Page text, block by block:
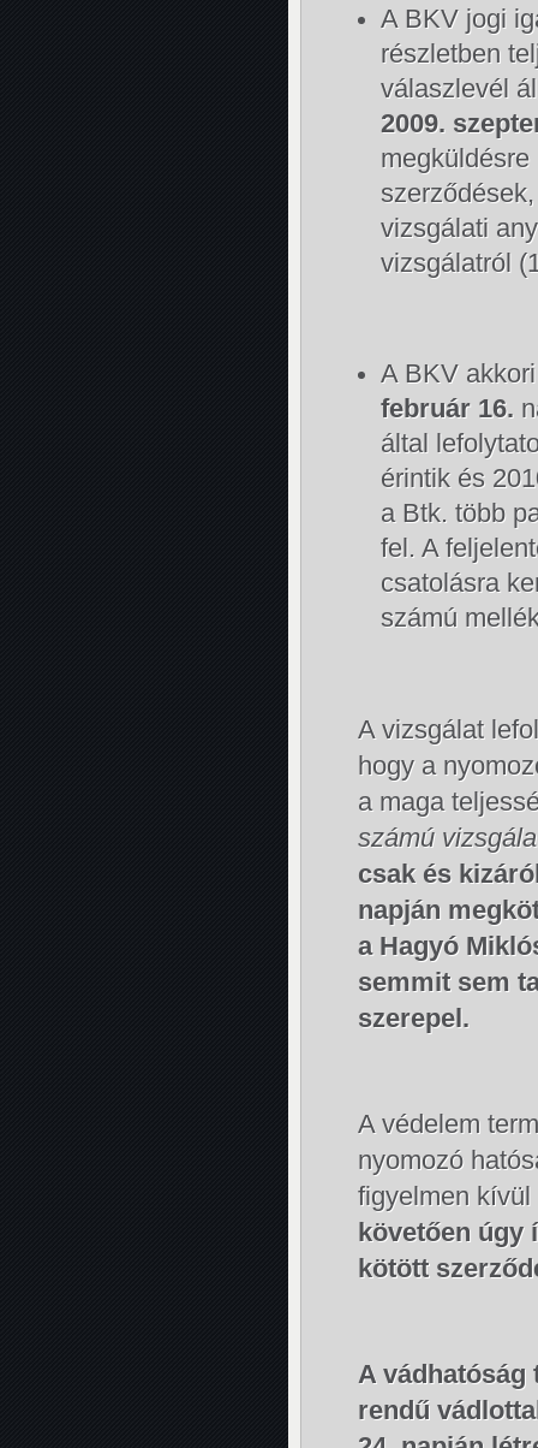
A BKV jogi
részletben
válaszlevél
2009.
vizsgálati
vizsgálatról
A BKV
február 16.
által
érintik és
a Btk. több
fel. A
csatolásra
számú
A vizsgálat
hogy a
a maga
számú
csak és
napján
a Hagyó
semmit sem
szerepel.
A védelem
nyomozó
figyelmen
követően úgy
kötött
A vádhatóság
rendű